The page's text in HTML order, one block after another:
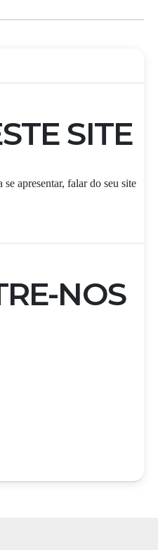
SITE
apresentar, falar do seu site
NOS